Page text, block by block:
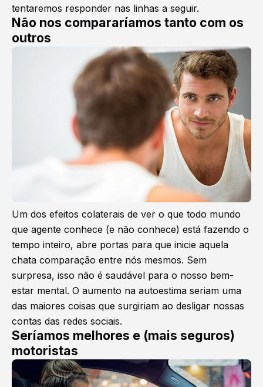
tentaremos responder nas linhas a seguir.
Não nos compararíamos tanto com os
outros
Um dos efeitos colaterais de ver o que todo mundo
que agente conhece (e não conhece) está fazendo o
tempo inteiro, abre portas para que inicie aquela
chata comparação entre nós mesmos. Sem
surpresa, isso não é saudável para o nosso bem-
estar mental. O aumento na autoestima seriam uma
das maiores coisas que surgiriam ao desligar nossas
contas das redes sociais.
Seríamos melhores e (mais seguros)
motoristas